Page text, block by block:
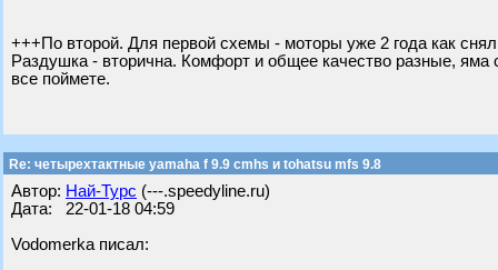
+++По второй. Для первой схемы - моторы уже 2 года как
Раздушка - вторична. Комфорт и общее качество разные,
все поймете.
Re: четырехтактные yamaha f 9.9 cmhs и tohatsu mfs 9.8
Автор: Най-Турс (---.speedyline.ru)
Дата: 22-01-18 04:59
Vodomerka писал: